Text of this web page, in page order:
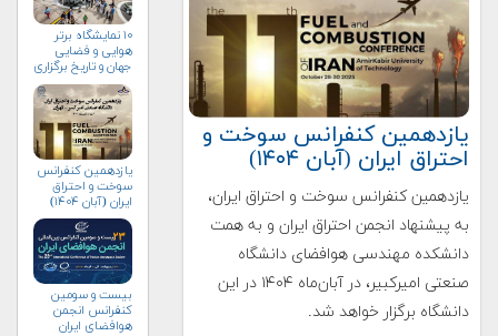
یازدهمین کنفرانس سوخت و
احتراق ایران (آبان‌ ۱۴۰۴)
یازدهمین کنفرانس سوخت و احتراق ایران،
به پیشنهاد انجمن احتراق ایران و به همت
دانشکده مهندسی هوافضای دانشگاه
صنعتی امیرکبیر، در آبان‌ماه ۱۴۰۴ در این
دانشگاه برگزار خواهد شد.
۱۰ نمایشگاه برتر
هوایی و فضایی
جهان و تاریخ برگزاری
آن‌ها
یازدهمین کنفرانس
سوخت و احتراق
ایران (آبان‌ ۱۴۰۴)
بیست و سومین
کنفرانس انجمن
هوافضای ايران